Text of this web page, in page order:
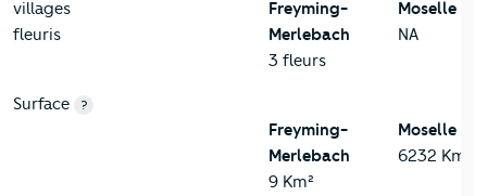
villages
fleuris
Freyming-
Merlebach
3 fleurs
Moselle
NA
Surface ?
Freyming-
Merlebach
9 Km²
Moselle
6232 Km²